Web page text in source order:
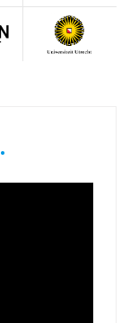
.